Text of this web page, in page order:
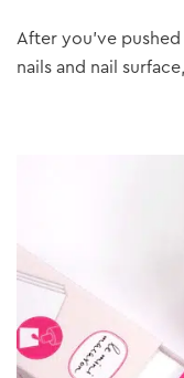
After you’ve
nails and nail